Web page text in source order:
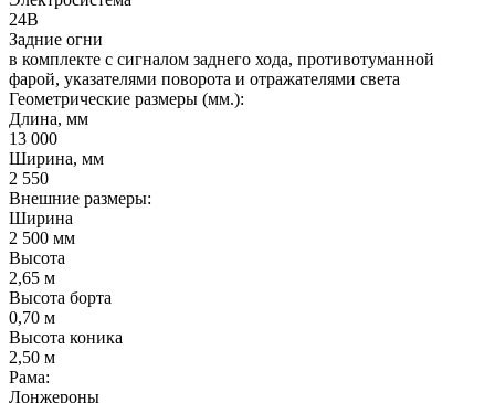
24В
Задние огни
в комплекте с сигналом заднего хода, противотуманной
фарой, указателями поворота и отражателями света
Геометрические размеры (мм.):
Длина, мм
13 000
Ширина, мм
2 550
Внешние размеры:
Ширина
2 500 мм
Высота
2,65 м
Высота борта
0,70 м
Высота коника
2,50 м
Рама:
Лонжероны